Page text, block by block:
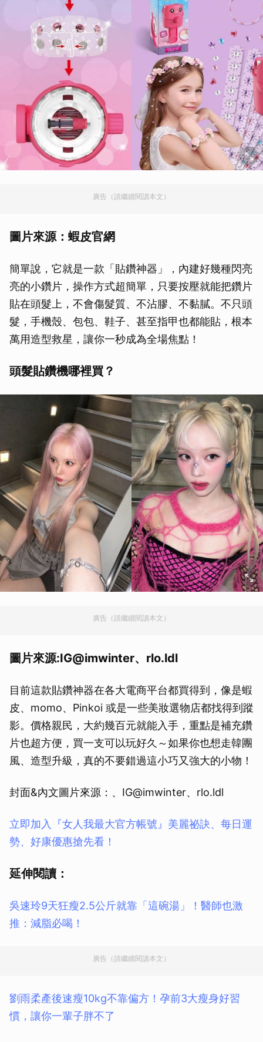
廣告（請繼續閱讀本文）
圖片來源：蝦皮官網
簡單說，它就是一款「貼鑽神器」，內建好幾種閃亮
亮的小鑽片，操作方式超簡單，只要按壓就能把鑽片
貼在頭髮上，不會傷髮質、不沾膠、不黏膩。不只頭
髮，手機殼、包包、鞋子、甚至指甲也都能貼，根本
萬用造型救星，讓你一秒成為全場焦點！
頭髮貼鑽機哪裡買？
廣告（請繼續閱讀本文）
圖片來源:IG@imwinter、rlo.ldl
目前這款貼鑽神器在各大電商平台都買得到，像是蝦
皮、momo、Pinkoi 或是一些美妝選物店都找得到蹤
影。價格親民，大約幾百元就能入手，重點是補充鑽
片也超方便，買一支可以玩好久～如果你也想走韓團
風、造型升級，真的不要錯過這小巧又強大的小物！
封面&內文圖片來源：、IG@imwinter、rlo.ldl
立即加入『女人我最大官方帳號』美麗祕訣、每日運
勢、好康優惠搶先看！
延伸閱讀：
吳速玲9天狂瘦2.5公斤就靠「這碗湯」！醫師也激
推：減脂必喝！
廣告（請繼續閱讀本文）
劉雨柔產後速瘦10kg不靠偏方！孕前3大瘦身好習
慣，讓你一輩子胖不了